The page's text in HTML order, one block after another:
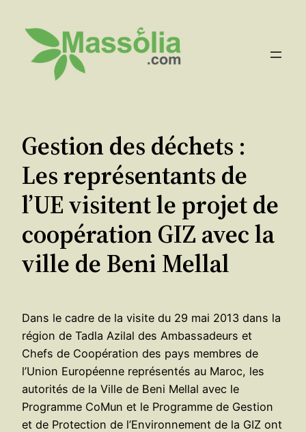
contenu
Gestion des déchets :
Les représentants de
l’UE visitent le projet de
coopération GIZ avec la
ville de Beni Mellal
Dans le cadre de la visite du 29 mai 2013 dans la
région de Tadla Azilal des Ambassadeurs et
Chefs de Coopération des pays membres de
l’Union Européenne représentés au Maroc, les
autorités de la Ville de Beni Mellal avec le
Programme CoMun et le Programme de Gestion
et de Protection de l’Environnement de la GIZ ont